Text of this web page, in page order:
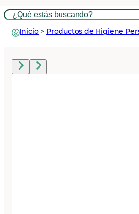
Buscar
Inicio > Productos de Higiene